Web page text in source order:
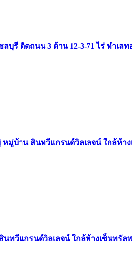
รี ติดถนน 3 ด้าน 12-3-71 ไร่ ทำเลท
มู่บ้าน สินทวีแกรนด์วิลเลจน์ ใกล้ห้าง
ทวีแกรนด์วิลเลจน์ ใกล้ห้างเซ็นทรัลพ